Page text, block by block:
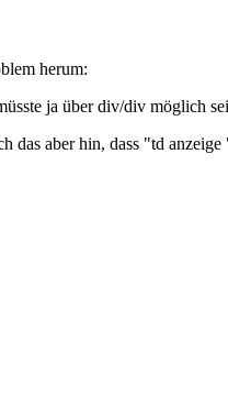
herum:
ja über div/div möglich
aber hin, dass "td